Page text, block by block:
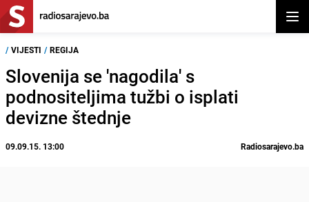
/ VIJESTI / REGIJA
Slovenija se 'nagodila' s
podnositeljima tužbi o isplati
devizne štednje
09.09.15. 13:00 Radiosarajevo.ba